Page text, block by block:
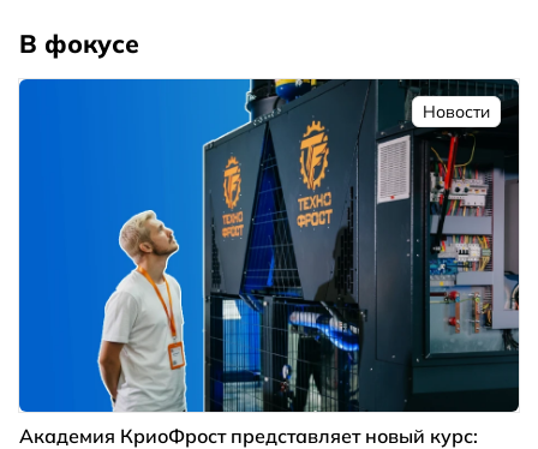
В фокусе
Новости
Академия КриоФрост представляет новый курс: